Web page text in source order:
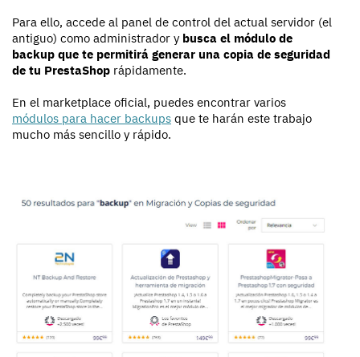
Para ello, accede al panel de control del actual servidor (el
antiguo) como administrador y busca el módulo de
backup que te permitirá generar una copia de seguridad
de tu PrestaShop rápidamente.
En el marketplace oficial, puedes encontrar varios
módulos para hacer backups que te harán este trabajo
mucho más sencillo y rápido.